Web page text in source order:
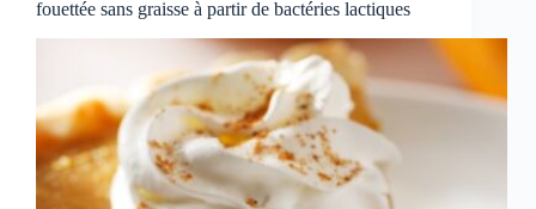
fouettée sans graisse à partir de bactéries lactiques